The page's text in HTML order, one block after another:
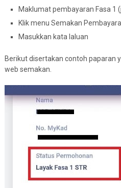
Maklumat pembayaran Fasa 1
Klik menu Semakan
Masukkan kata laluan
Berikut disertakan contoh paparan
web semakan.